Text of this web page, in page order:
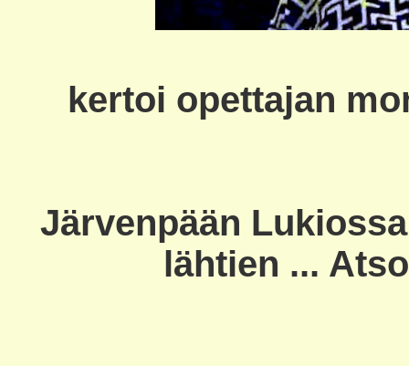
kertoi opettajan
Järvenpään
lähtien ...